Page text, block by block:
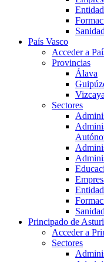
Sanidad
País Vasco
Acceder a
Provincias
Álava
Vizcaya
Sectores
Sanidad
Principado de
Acceder a
Sectores